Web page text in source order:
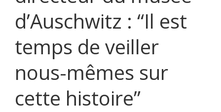
d’Auschwitz : “Il est
temps de veiller
nous-mêmes sur
cette histoire”